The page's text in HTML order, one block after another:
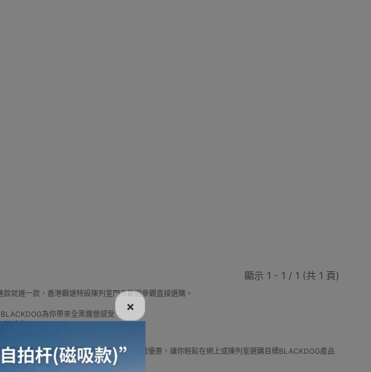
顯示 1 - 1 / 1 (共 1 頁)
×
就邊一款，香港觀塘特設陳列室門市歡迎參觀直接選購。
為你帶來全黑露營感受
感覺
，我們有多款BLACKDOG最新款式及推薦優惠，讓你輕鬆在網上或陳列室選購目標BLACKDOG產品